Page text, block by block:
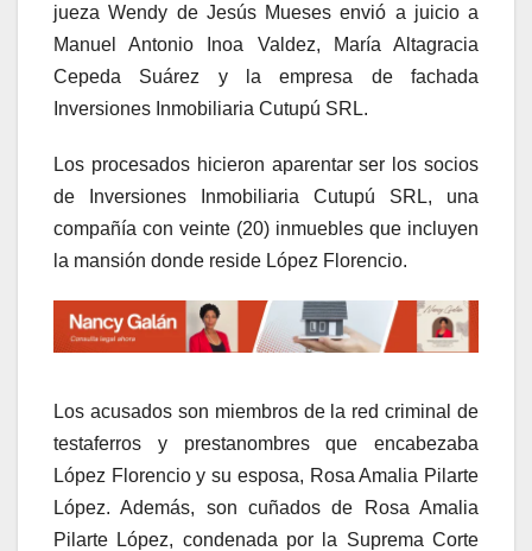
jueza Wendy de Jesús Mueses envió a juicio a
Manuel Antonio Inoa Valdez, María Altagracia
Cepeda Suárez y la empresa de fachada
Inversiones Inmobiliaria Cutupú SRL.
Los procesados hicieron aparentar ser los socios
de Inversiones Inmobiliaria Cutupú SRL, una
compañía con veinte (20) inmuebles que incluyen
la mansión donde reside López Florencio.
Los acusados son miembros de la red criminal de
testaferros y prestanombres que encabezaba
López Florencio y su esposa, Rosa Amalia Pilarte
López. Además, son cuñados de Rosa Amalia
Pilarte López, condenada por la Suprema Corte